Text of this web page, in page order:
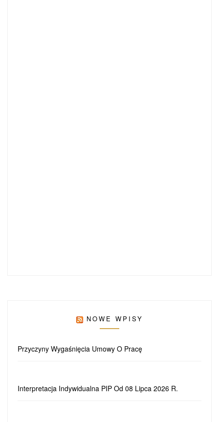
NOWE WPISY
Przyczyny Wygaśnięcia Umowy O Pracę
Interpretacja Indywidualna PIP Od 08 Lipca 2026 R.